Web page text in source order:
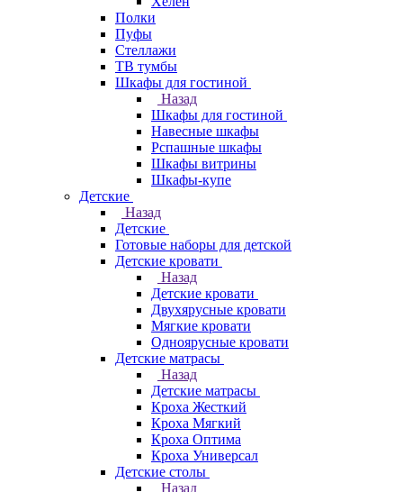
Полки
Пуфы
Стеллажи
ТВ тумбы
Шкафы для гостиной
Назад
Шкафы для гостиной
Навесные шкафы
Рспашные шкафы
Шкафы витрины
Шкафы-купе
Детские
Назад
Детские
Готовые наборы для детской
Детские кровати
Назад
Детские кровати
Двухярусные кровати
Мягкие кровати
Одноярусные кровати
Детские матрасы
Назад
Детские матрасы
Кроха Жесткий
Кроха Мягкий
Кроха Оптима
Кроха Универсал
Детские столы
Назад